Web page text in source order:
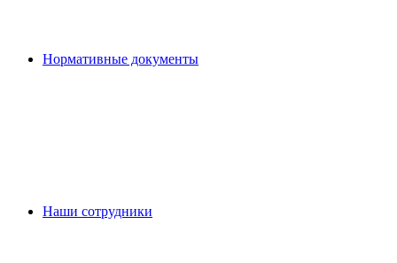
Нормативные документы
Наши сотрудники